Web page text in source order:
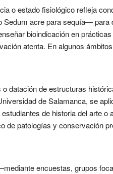
o estado fisiológico refleja
acre para sequía— para
bioindicación en
atenta. En algunos
datación de estructuras
de Salamanca, se
de historia del arte o
de patologías y conservación
encuestas, grupos